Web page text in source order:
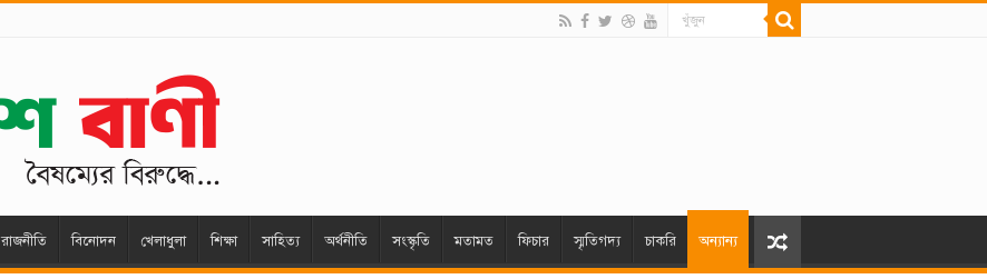
রাজনীতি বিনোদন খেলাধুলা শিক্ষা সাহিত্য অর্থনীতি সংস্কৃতি মতামত ফিচার স্মৃতিগদ্য চাকরি অন্যান্য